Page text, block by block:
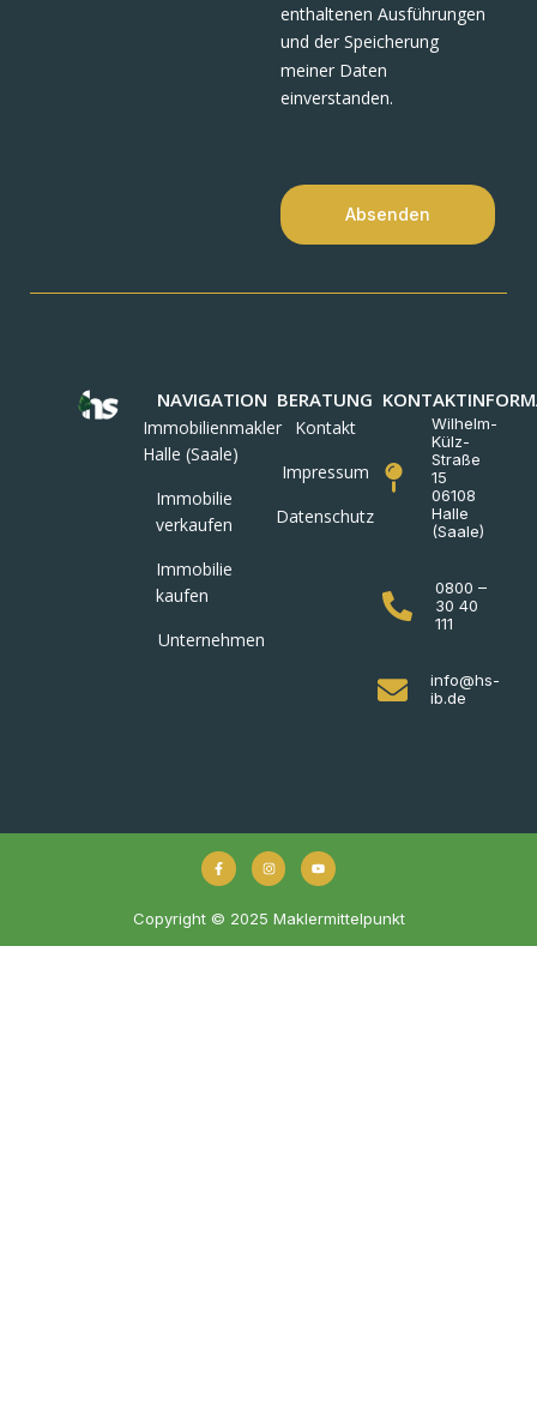
enthaltenen Ausführungen
und der Speicherung
meiner Daten
einverstanden.
Absenden
NAVIGATION
Immobilienmakler
Halle (Saale)
Immobilie
verkaufen
Immobilie
kaufen
Unternehmen
BERATUNG
Kontakt
Impressum
Datenschutz
Wilhelm-
Külz-
Straße
15
06108
Halle
(Saale)
0800 –
30 40
111
info@hs-
ib.de
Copyright © 2025 Maklermittelpunkt